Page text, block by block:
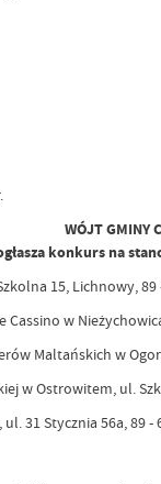
WÓJT GMINY
konkurs na
15, Lichnowy, 89
w
Maltańskich w
w Ostrowitem, ul.
ul. 31 Stycznia 56a, 89 -